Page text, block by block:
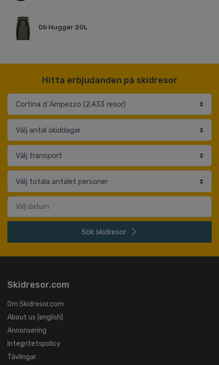
Db Hugger 20L
Hitta erbjudanden på skidresor
Sök skidresor
Skidresor.com
Om Skidresor.com
About us (english)
Annonsering
Integritetspolicy
Tävlingar